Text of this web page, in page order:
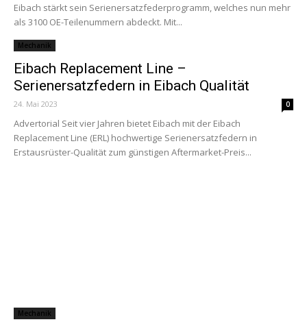
Eibach stärkt sein Serienersatzfederprogramm, welches nun mehr
als 3100 OE-Teilenummern abdeckt. Mit...
Mechanik
Eibach Replacement Line –
Serienersatzfedern in Eibach Qualität
24. Mai 2023 0
Advertorial Seit vier Jahren bietet Eibach mit der Eibach
Replacement Line (ERL) hochwertige Serienersatzfedern in
Erstausrüster-Qualität zum günstigen Aftermarket-Preis...
Mechanik